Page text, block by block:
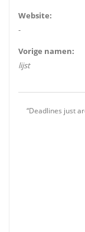
Website:
-
Vorige namen:
lijst
“Deadlines just